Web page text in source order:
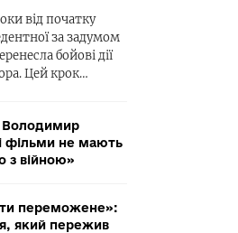
від початку
за задумом
бойові дії
Цей крок…
Володимир
фільми не мають
з війною»
переможене»:
який пережив